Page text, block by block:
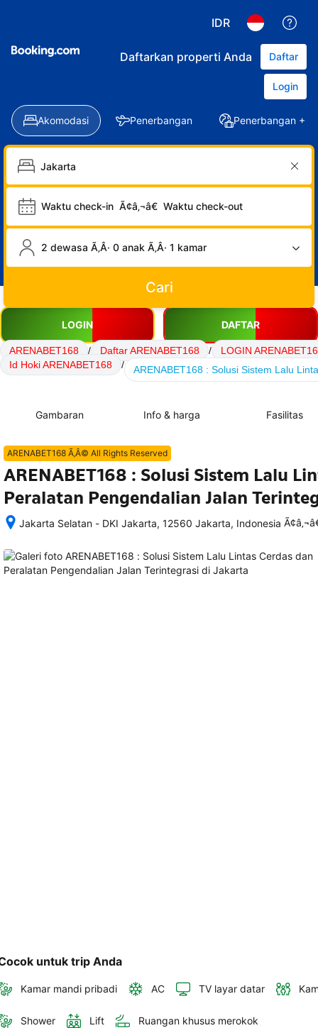
IDR
Daftarkan properti Anda Daftar
Login
Akomodasi Penerbangan Penerbangan +
Waktu check-in Ã¢â‚¬â€ Waktu check-out
2 dewasa Ã‚Â· 0 anak Ã‚Â· 1 kamar
Cari
LOGIN DAFTAR
ARENABET168 / Daftar ARENABET168 /
LOGIN
Id Hoki ARENABET168
/ ARENABET168 : Solusi Sistem Lalu
Gambaran Info & harga Fasilitas
ARENABET168 Ã‚Â© All Rights Reserved
ARENABET168 : Solusi Sistem Lalu
Peralatan Pengendalian Jalan
Jakarta Selatan - DKI Jakarta, 12560 Jakarta, Indonesia
memesan,
semua
untuk trip Anda
Kamar mandi pribadi AC TV layar datar
Shower Lift Ruangan khusus merokok